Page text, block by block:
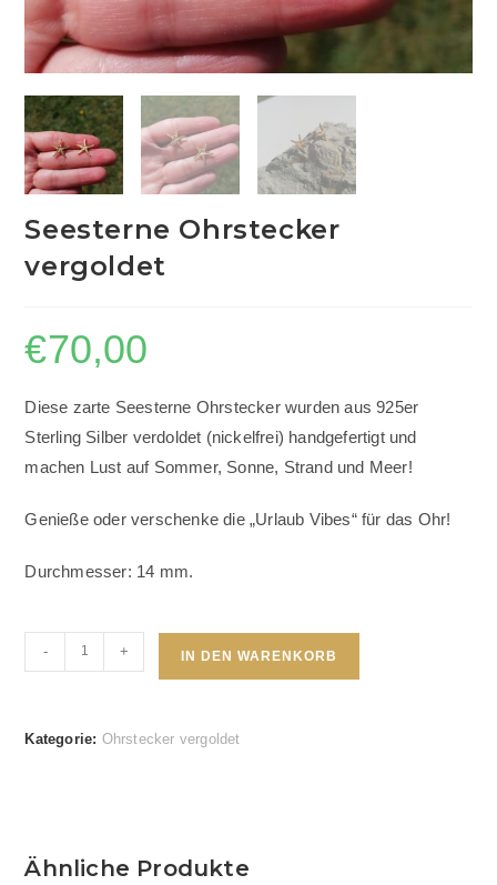
Seesterne Ohrstecker
vergoldet
€70,00
Diese zarte Seesterne Ohrstecker wurden aus 925er
Sterling Silber verdoldet (nickelfrei) handgefertigt und
machen Lust auf Sommer, Sonne, Strand und Meer!
Genieße oder verschenke die „Urlaub Vibes“ für das Ohr!
Durchmesser: 14 mm.
Seesterne
Ohrstecker
- + IN DEN WARENKORB
Kategorie: Ohrstecker vergoldet
Ähnliche Produkte